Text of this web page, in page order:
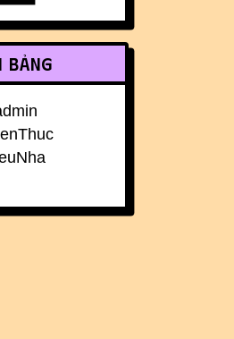
bảng